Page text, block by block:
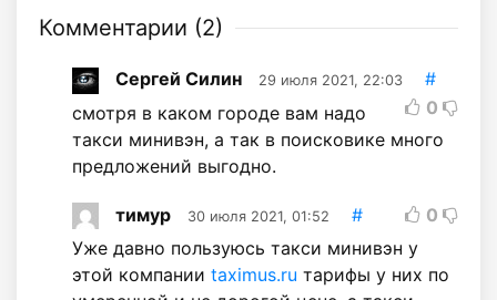
Комментарии (2)
Сергей Силин 29 июля 2021, 22:03
#
0
смотря в каком городе вам надо
такси минивэн, а так в поисковике много
предложений выгодно.
тимур 30 июля 2021, 01:52 #
0
Уже давно пользуюсь такси минивэн у
этой компании taximus.ru тарифы у них по